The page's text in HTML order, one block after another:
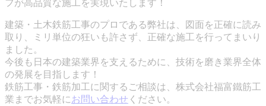
フが高品質な施工を実現いたします！
建築・土木鉄筋工事のプロである弊社は、図面を正確に読み
取り、ミリ単位の狂いも許さず、正確な施工を行ってまいり
ました。
今後も日本の建築業界を支えるために、技術を磨き業界全体
の発展を目指します！
鉄筋工事・鉄筋加工に関するご相談は、株式会社福富鐵筋工
業までお気軽に お問い合わせ ください。